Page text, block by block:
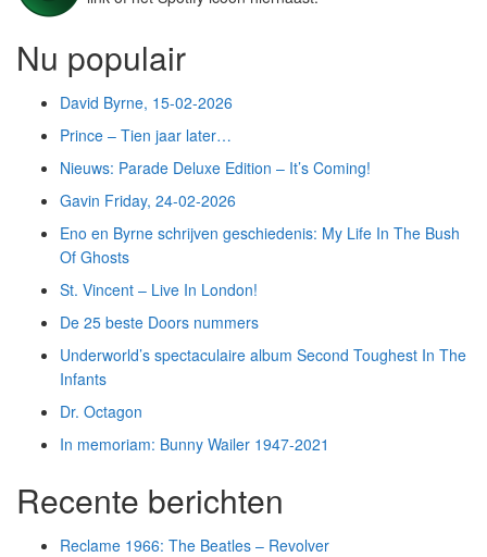
Nu populair
David Byrne, 15-02-2026
Prince – Tien jaar later…
Nieuws: Parade Deluxe Edition – It’s Coming!
Gavin Friday, 24-02-2026
Eno en Byrne schrijven geschiedenis: My Life In The Bush
Of Ghosts
St. Vincent – Live In London!
De 25 beste Doors nummers
Underworld’s spectaculaire album Second Toughest In The
Infants
Dr. Octagon
In memoriam: Bunny Wailer 1947-2021
Recente berichten
Reclame 1966: The Beatles – Revolver